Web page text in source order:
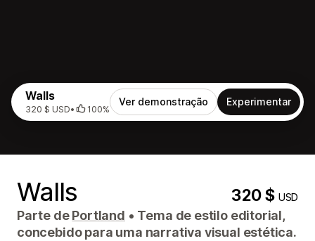
Walls
320 $ USD• 100%
Ver demonstração Experimentar
Walls 320 $USD
Parte dePortland • Tema de estilo editorial,
concebido para uma narrativa visual estética.